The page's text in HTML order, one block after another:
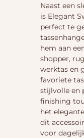
Naast een
is Elegant
perfect te
hem aan
shopper,
werktas en
favoriete
stijlvolle en
finishing
het
dit
voor